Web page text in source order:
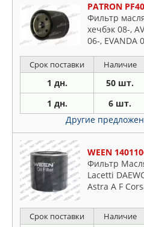
PATRON
Фильтр
хечбэк 08-,
06-, EVANDA
Срок поставки Наличие
1 дн. 50 шт.
1 дн. 6 шт.
Другие
WEEN
Фильтр
Lacetti
Astra A F
Срок поставки Наличие